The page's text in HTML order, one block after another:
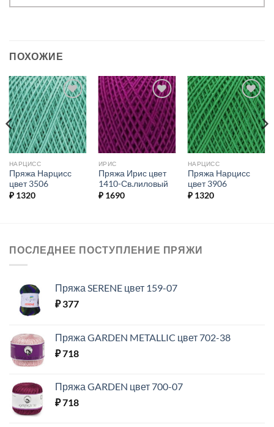
ПОХОЖИЕ
Добавить в
избранное.
НАРЦИСС
Пряжа Нарцисс
цвет 3506
₽1320
Добавить в
избранное.
ИРИС
Пряжа Ирис цвет
1410-Св.лиловый
₽1690
Добавить в
избранное.
НАРЦИСС
Пряжа Нарцисс
цвет 3906
₽1320
ПОСЛЕДНЕЕ ПОСТУПЛЕНИЕ ПРЯЖИ
Пряжа SERENE цвет 159-07
₽377
Пряжа GARDEN METALLIC цвет 702-38
₽718
Пряжа GARDEN цвет 700-07
₽718